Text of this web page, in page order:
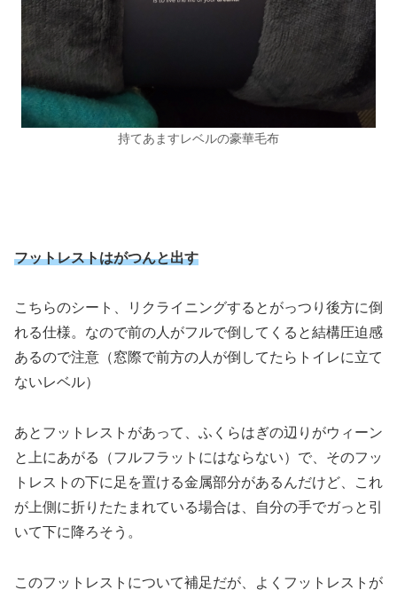
持てあますレベルの豪華毛布
フットレストはがつんと出す
こちらのシート、リクライニングするとがっつり後方に倒
れる仕様。なので前の人がフルで倒してくると結構圧迫感
あるので注意（窓際で前方の人が倒してたらトイレに立て
ないレベル）
あとフットレストがあって、ふくらはぎの辺りがウィーン
と上にあがる（フルフラットにはならない）で、そのフッ
トレストの下に足を置ける金属部分があるんだけど、これ
が上側に折りたたまれている場合は、自分の手でガっと引
いて下に降ろそう。
このフットレストについて補足だが、よくフットレストが